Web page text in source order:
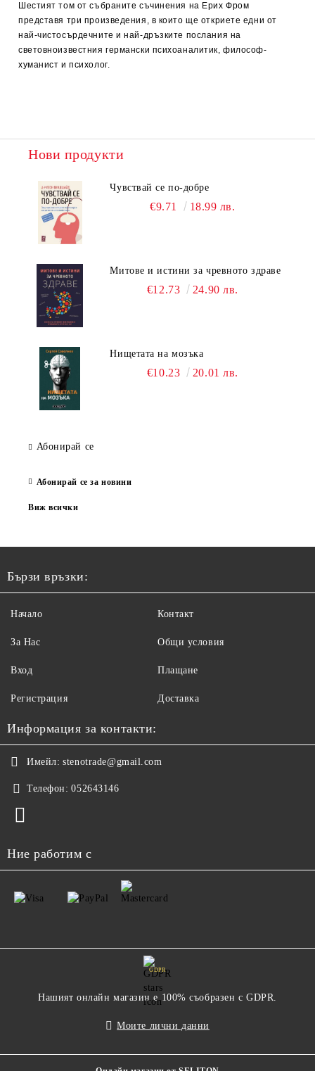
Шестият том от събраните съчинения на Ерих Фром
представя три произведения, в които ще откриете едни от
най-чистосърдечните и най-дръзките послания на
световноизвестния германски психоаналитик, философ-
хуманист и психолог.
Нови продукти
Чувствай се по-добре
€9.71 18.99 лв.
Митове и истини за чревното здраве
€12.73 24.90 лв.
Нищетата на мозъка
€10.23 20.01 лв.
Абонирай се
Абонирай се за новини
Виж всички
Бързи връзки:
Начало
За Нас
Вход
Регистрация
Контакт
Общи условия
Плащане
Доставка
Информация за контакти:
Имейл: stenotrade@gmail.com
Телефон: 052643146
Ние работим с
GDPR
Нашият онлайн магазин е 100% съобразен с GDPR.
Моите лични данни